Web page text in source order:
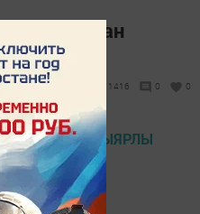
2021 - 12:57 1416 0 0